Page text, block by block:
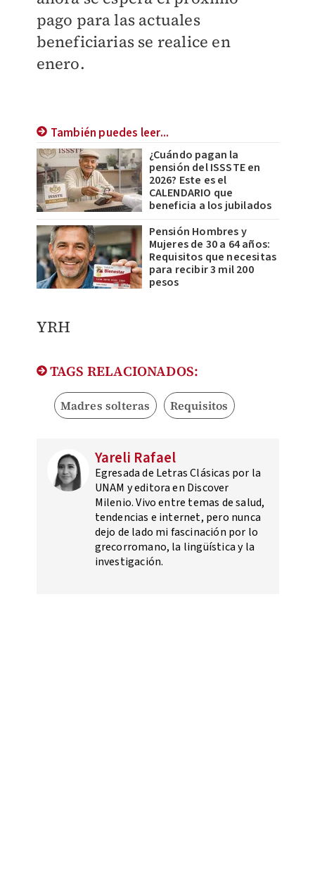
pago para las actuales
beneficiarias se realice en
enero.
También puedes leer...
¿Cuándo pagan la
pensión del ISSSTE en
2026? Este es el
CALENDARIO que
beneficia a los jubilados
Pensión Hombres y
Mujeres de 30 a 64 años:
Requisitos que necesitas
para recibir 3 mil 200
pesos
YRH
TAGS RELACIONADOS:
Madres solteras Requisitos
Yareli Rafael
Egresada de Letras Clásicas por la
UNAM y editora en Discover
Milenio. Vivo entre temas de salud,
tendencias e internet, pero nunca
dejo de lado mi fascinación por lo
grecorromano, la lingüística y la
investigación.